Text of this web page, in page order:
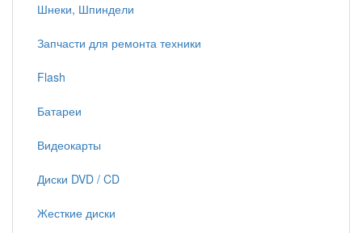
Шнеки, Шпиндели
Запчасти для ремонта техники
Flash
Батареи
Видеокарты
Диски DVD / CD
Жесткие диски